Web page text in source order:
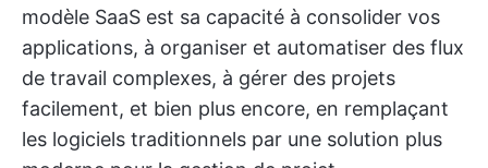
modèle SaaS est sa capacité à consolider vos
applications, à organiser et automatiser des flux
de travail complexes, à gérer des projets
facilement, et bien plus encore, en remplaçant
les logiciels traditionnels par une solution plus